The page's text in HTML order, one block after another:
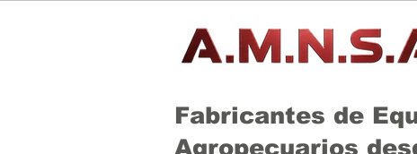
Fabricantes de
Agropecuarios